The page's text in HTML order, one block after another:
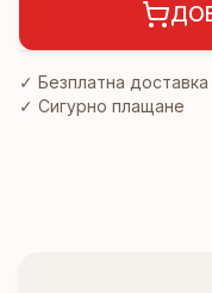
✓ Безплатна
✓ Сигурно плащане